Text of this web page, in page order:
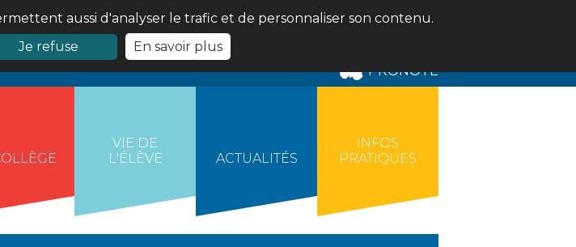
aussi d'analyser le trafic et de personnaliser son contenu.
Je refuse
En savoir plus
PRONOTE
VIE DE
L'ÉLÈVE
ACTUALITÉS
INFOS
PRATIQUES